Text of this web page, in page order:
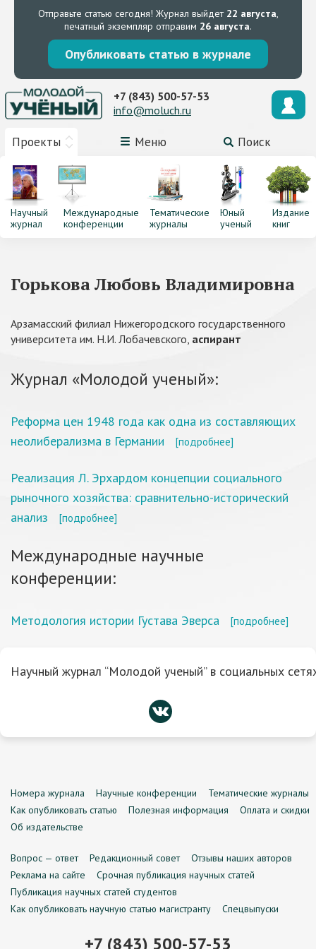
Отправьте статью сегодня! Журнал выйдет 22 августа,
печатный экземпляр отправим 26 августа.
Опубликовать статью в журнале
Проекты Меню Поиск
+7 (843) 500-57-53
info@moluch.ru
Научный
журнал
Международные
конференции
Тематические
журналы
Юный
ученый
Издание
книг
Горькова Любовь Владимировна
Арзамасский филиал Нижегородского государственного
университета им. Н.И. Лобачевского, аспирант
Журнал «Молодой ученый»:
Реформа цен 1948 года как одна из составляющих
неолиберализма в Германии
[подробнее]
Реализация Л. Эрхардом концепции социального
рыночного хозяйства: сравнительно-исторический
анализ
[подробнее]
Международные научные
конференции:
Методология истории Густава Эверса [подробнее]
Научный журнал “Молодой ученый” в социальных
Номера журнала Научные конференции
Тематические журналы
Как опубликовать статью
Полезная информация
Оплата и скидки
Об издательстве
Вопрос — ответ Редакционный совет
Отзывы наших авторов
Реклама на сайте
Срочная публикация научных статей
Публикация научных статей студентов
Как опубликовать научную статью магистранту
Спецвыпуски
+7 (843) 500-57-53